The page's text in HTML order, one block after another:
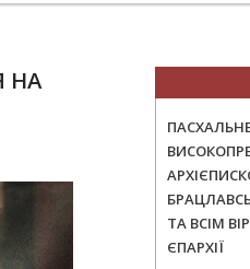
НА
ТА ВСІМ
ЄПАРХІЇ